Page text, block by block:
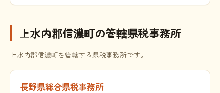
上水内郡信濃町の管轄県税事務所
上水内郡信濃町を管轄する県税事務所です。
長野県総合県税事務所